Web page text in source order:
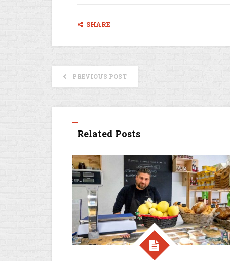
SHARE
PREVIOUS POST
Related Posts